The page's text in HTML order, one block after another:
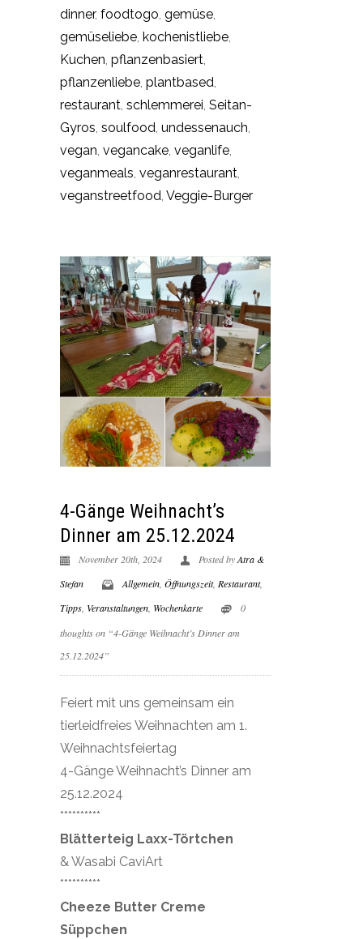
dinner, foodtogo gemüse
gemüseliebe kochenistliebe
Kuchen pflanzenbasiert
pflanzenliebe plantbased
restaurant schlemmerei Seitan-
Gyros soulfood undessenauch
vegan vegancake veganlife
veganmeals veganrestaurant
veganstreetfood Veggie-Burger
4-Gänge Weihnacht’s
Dinner am 25.12.2024
November 20th, 2024 Posted byAtra &
Stefan
Allgemein Öffnungszeit, Restaurant,
Tipps, Veranstaltungen, Wochenkarte
0
thoughts on “4-Gänge Weihnacht’s Dinner am
25.12.2024”
Feiert mit uns gemeinsam ein
tierleidfreies Weihnachten am 1.
Weihnachtsfeiertag
4-Gänge Weihnacht’s Dinner am
25.12.2024
**********
Blätterteig Laxx-Törtchen
& Wasabi CaviArt
**********
Cheeze Butter Creme
Süppchen